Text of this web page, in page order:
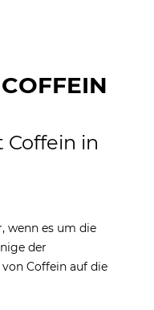
Coffein in
wenn es um die
der
Coffein auf die